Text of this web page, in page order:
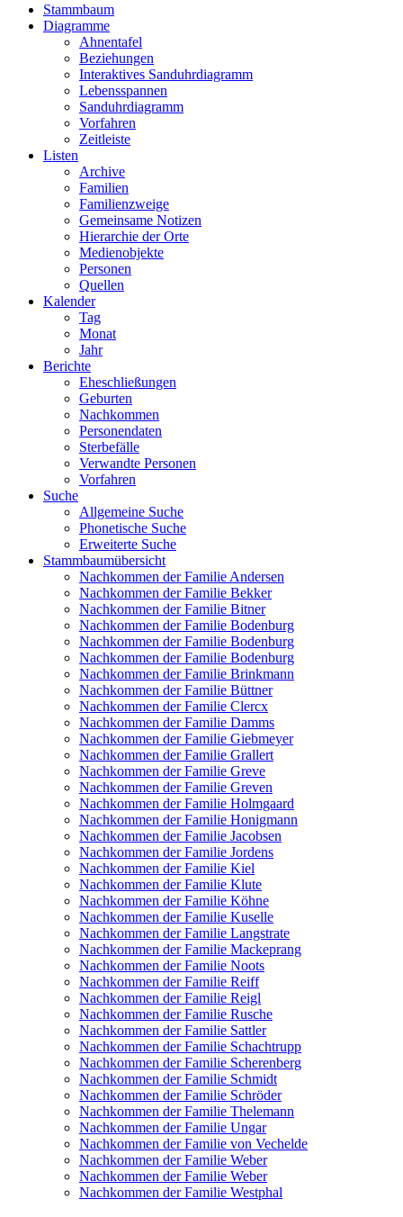
Stammbaum
Diagramme
Ahnentafel
Beziehungen
Interaktives Sanduhrdiagramm
Lebensspannen
Sanduhrdiagramm
Vorfahren
Zeitleiste
Listen
Archive
Familien
Familienzweige
Gemeinsame Notizen
Hierarchie der Orte
Medienobjekte
Personen
Quellen
Kalender
Tag
Monat
Jahr
Berichte
Eheschließungen
Geburten
Nachkommen
Personendaten
Sterbefälle
Verwandte Personen
Vorfahren
Suche
Allgemeine Suche
Phonetische Suche
Erweiterte Suche
Stammbaumübersicht
Nachkommen der Familie Andersen
Nachkommen der Familie Bekker
Nachkommen der Familie Bitner
Nachkommen der Familie Bodenburg
Nachkommen der Familie Bodenburg
Nachkommen der Familie Bodenburg
Nachkommen der Familie Brinkmann
Nachkommen der Familie Büttner
Nachkommen der Familie Clercx
Nachkommen der Familie Damms
Nachkommen der Familie Giebmeyer
Nachkommen der Familie Grallert
Nachkommen der Familie Greve
Nachkommen der Familie Greven
Nachkommen der Familie Holmgaard
Nachkommen der Familie Honigmann
Nachkommen der Familie Jacobsen
Nachkommen der Familie Jordens
Nachkommen der Familie Kiel
Nachkommen der Familie Klute
Nachkommen der Familie Köhne
Nachkommen der Familie Kuselle
Nachkommen der Familie Langstrate
Nachkommen der Familie Mackeprang
Nachkommen der Familie Noots
Nachkommen der Familie Reiff
Nachkommen der Familie Reigl
Nachkommen der Familie Rusche
Nachkommen der Familie Sattler
Nachkommen der Familie Schachtrupp
Nachkommen der Familie Scherenberg
Nachkommen der Familie Schmidt
Nachkommen der Familie Schröder
Nachkommen der Familie Thelemann
Nachkommen der Familie Ungar
Nachkommen der Familie von Vechelde
Nachkommen der Familie Weber
Nachkommen der Familie Weber
Nachkommen der Familie Westphal